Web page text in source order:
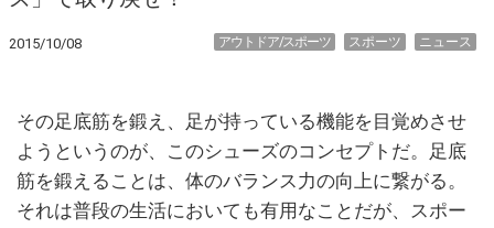
2015/10/08 ニュース
スポーツ
アウトドア/スポーツ
その足底筋を鍛え、足が持っている機能を目覚めさせ
ようというのが、このシューズのコンセプトだ。足底
筋を鍛えることは、体のバランス力の向上に繋がる。
それは普段の生活においても有用なことだが、スポー